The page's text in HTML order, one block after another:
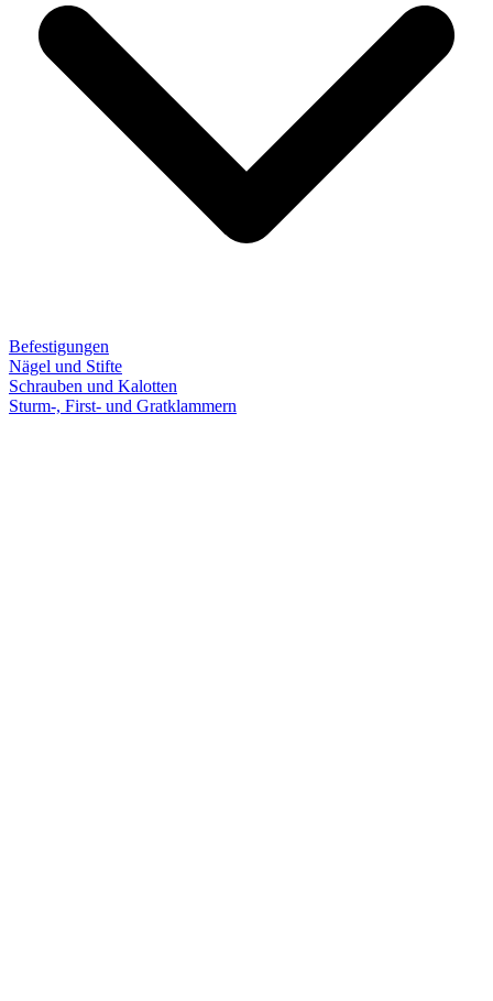
Befestigungen
Nägel und Stifte
Schrauben und Kalotten
Sturm-, First- und Gratklammern